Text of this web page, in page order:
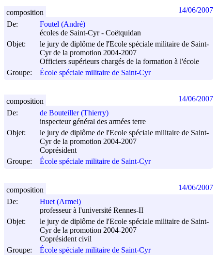
De:
Foutel (André)
écoles de Saint-Cyr - Coëtquidan
Objet:
le jury de diplôme de l'Ecole spéciale militaire de Saint-
Cyr de la promotion 2004-2007
Officiers supérieurs chargés de la formation à l'école
Groupe:
École spéciale militaire de Saint-Cyr
composition 14/06/2007
De:
de Bouteiller (Thierry)
inspecteur général des armées terre
Objet:
le jury de diplôme de l'Ecole spéciale militaire de Saint-
Cyr de la promotion 2004-2007
Coprésident
Groupe:
École spéciale militaire de Saint-Cyr
composition 14/06/2007
De:
Huet (Armel)
professeur à l'université Rennes-II
Objet:
le jury de diplôme de l'Ecole spéciale militaire de Saint-
Cyr de la promotion 2004-2007
Coprésident civil
Groupe:
École spéciale militaire de Saint-Cyr
composition 14/06/2007